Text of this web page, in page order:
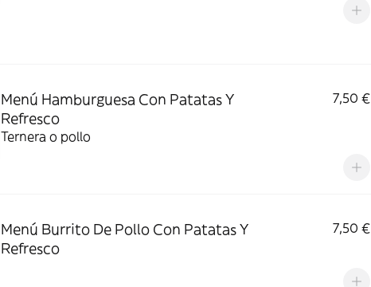
Menú Hamburguesa Con Patatas Y
Refresco
7,50 €
Ternera o pollo
Menú Burrito De Pollo Con Patatas Y
Refresco
7,50 €